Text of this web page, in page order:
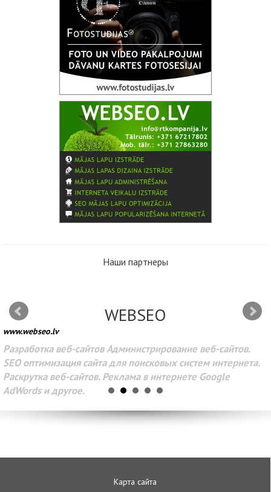
Наши партнеры
WEBSEO
www.webseo.lv
Разработка веб-сайтов Администрирование веб-сайтов.
SEO оптимизация сайта для поисковых систем интернета.
Раскрутка веб-сайтов. Реклама в интернете Google
AdWords и другое.
Карта сайта